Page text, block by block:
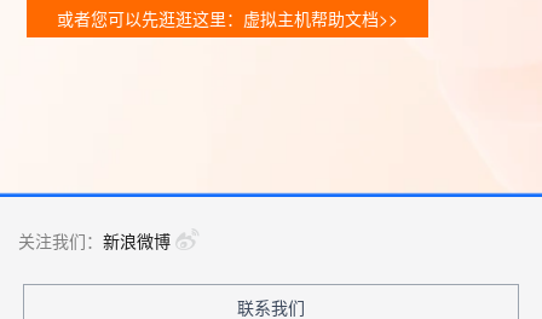
或者您可以先逛逛这里：虚拟主机帮助文档>>